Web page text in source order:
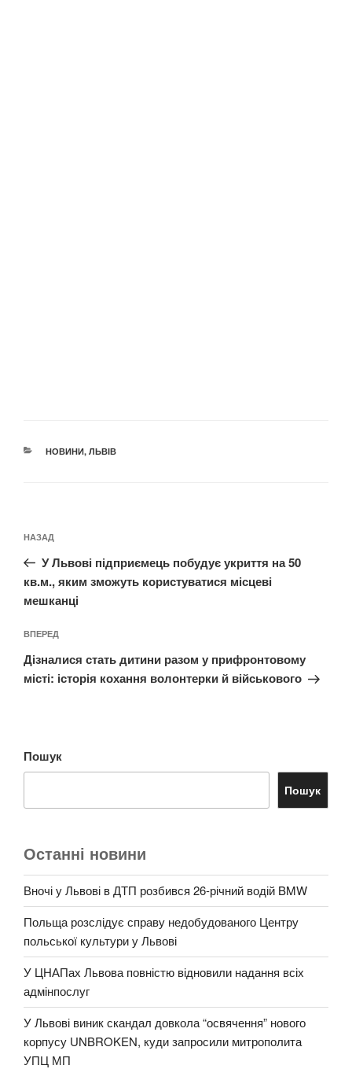
КАТЕГОРІЇ
НОВИНИ, ЛЬВІВ
записів
Попередній
запис:
НАЗАД
У Львові підприємець побудує укриття на 50
кв.м., яким зможуть користуватися місцеві
мешканці
Наступний
запис
ВПЕРЕД
Дізналися стать дитини разом у прифронтовому
місті: історія кохання волонтерки й військового
Пошук
Пошук
Останні новини
Вночі у Львові в ДТП розбився 26-річний водій BMW
Польща розслідує справу недобудованого Центру
польської культури у Львові
У ЦНАПах Львова повністю відновили надання всіх
адмінпослуг
У Львові виник скандал довкола “освячення” нового
корпусу UNBROKEN, куди запросили митрополита
УПЦ МП